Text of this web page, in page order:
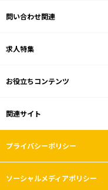
問い合わせ関連
求人特集
お役立ちコンテンツ
関連サイト
プライバシーポリシー
ソーシャルメディアポリシー